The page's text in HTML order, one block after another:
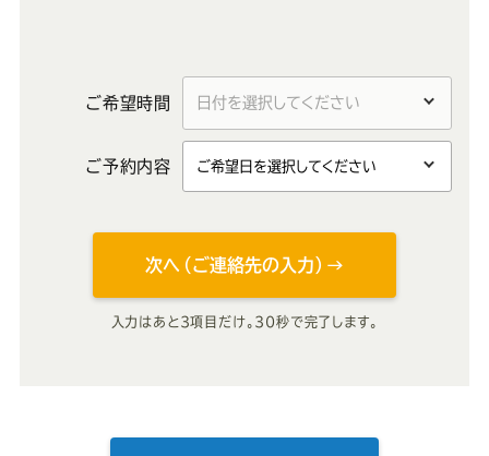
ご希望時間
ご予約内容
次へ（ご連絡先の入力）→
入力はあと3項目だけ。30秒で完了します。